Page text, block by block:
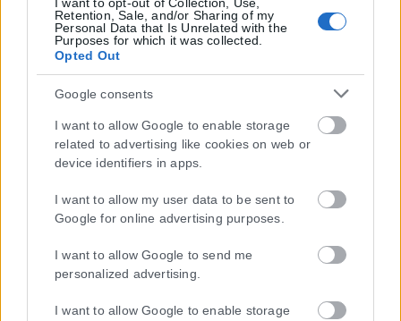
Retention, Sale, and/or Sharing of my
Personal Data that Is Unrelated with the
Purposes for which it was collected.
Opted Out
Google consents
I want to allow Google to enable storage
related to advertising like cookies on web or
device identifiers in apps.
I want to allow my user data to be sent to
Google for online advertising purposes.
I want to allow Google to send me
personalized advertising.
I want to allow Google to enable storage
Η εταιρεία με την επωνυμία “POLITICAL MEDIA GROUP A.E.” και κατ’
επέκταση η ιστοσελίδα που κατέχει αυτή “www.karfitsa.gr”
1ης Μαρτίου 2018 σχετικά με τα μέτρα για την αποτελεσματική
αντιμετώπιση του παράνομου περιεχομένου στο διαδίκτυο (L 63).
Μοναδικός αριθμός Μ.Η.Τ. 262048